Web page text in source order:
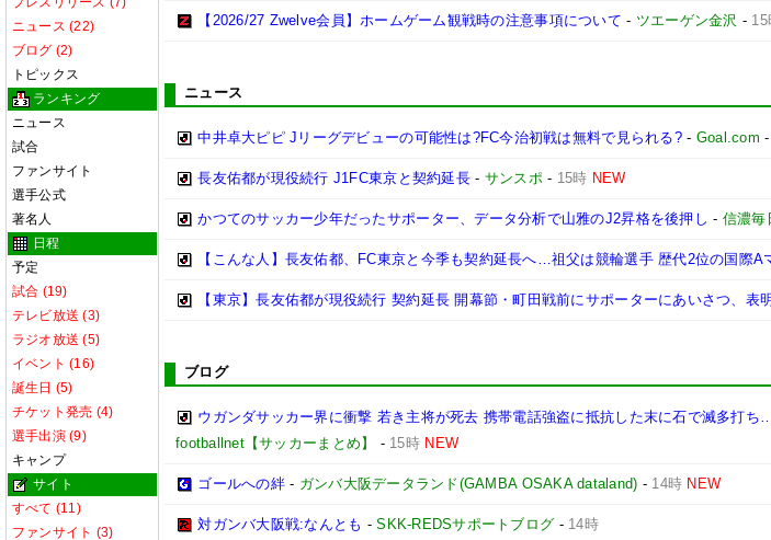
ニュース (22)
ブログ (2)
トピックス
ランキング
ニュース
試合
ファンサイト
選手公式
著名人
日程
予定
試合 (19)
テレビ放送 (3)
ラジオ放送 (5)
イベント (16)
誕生日 (5)
チケット発売 (4)
選手出演 (9)
キャンプ
サイト
すべて (11)
ファンサイト (3)
【2026/27 Zwelve会員】ホームゲーム観戦時の注意事項について - ツエーゲン金沢 - 15
ニュース
中井卓大ピピ Jリーグデビューの可能性は?FC今治初戦は無料で見られる?- Goal.com -
長友佑都が現役続行 J1FC東京と契約延長- サンスポ- 15時 NEW
かつてのサッカー少年だったサポーター、データ分析で山雅のJ2昇格を後押し - 信濃毎
【こんな人】長友佑都、FC東京と今季も契約延長へ…祖父は競輪選手 歴代2位の国際A
【東京】長友佑都が現役続行 契約延長 開幕節・町田戦前にサポーターにあいさつ、表
ブログ
ウガンダサッカー界に衝撃 若き主将が死去 携帯電話強盗に抵抗した末に石で滅多打ち
footballnet【サッカーまとめ】
- 15時 NEW
ゴールへの絆- ガンバ大阪データランド(GAMBA OSAKA dataland) - 14時 NEW
対ガンバ大阪戦:なんとも -SKK-REDSサポートブログ - 14時